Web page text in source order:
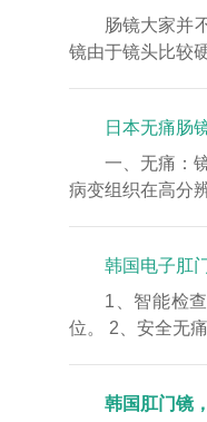
石县英 主任
肠镜大家并
镜由于镜头比较
日本无痛肠
一、无痛：
病变组织在高分
韩国电子肛
1、智能检
位。 2、安全无
韩国肛门镜